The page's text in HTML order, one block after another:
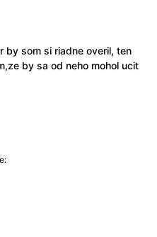
by som si riadne overil, ten
by sa od neho mohol ucit